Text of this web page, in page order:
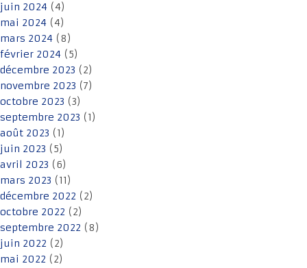
juin 2024 (4)
mai 2024 (4)
mars 2024 (8)
février 2024 (5)
décembre 2023 (2)
novembre 2023 (7)
octobre 2023 (3)
septembre 2023 (1)
août 2023 (1)
juin 2023 (5)
avril 2023 (6)
mars 2023 (11)
décembre 2022 (2)
octobre 2022 (2)
septembre 2022 (8)
juin 2022 (2)
mai 2022 (2)